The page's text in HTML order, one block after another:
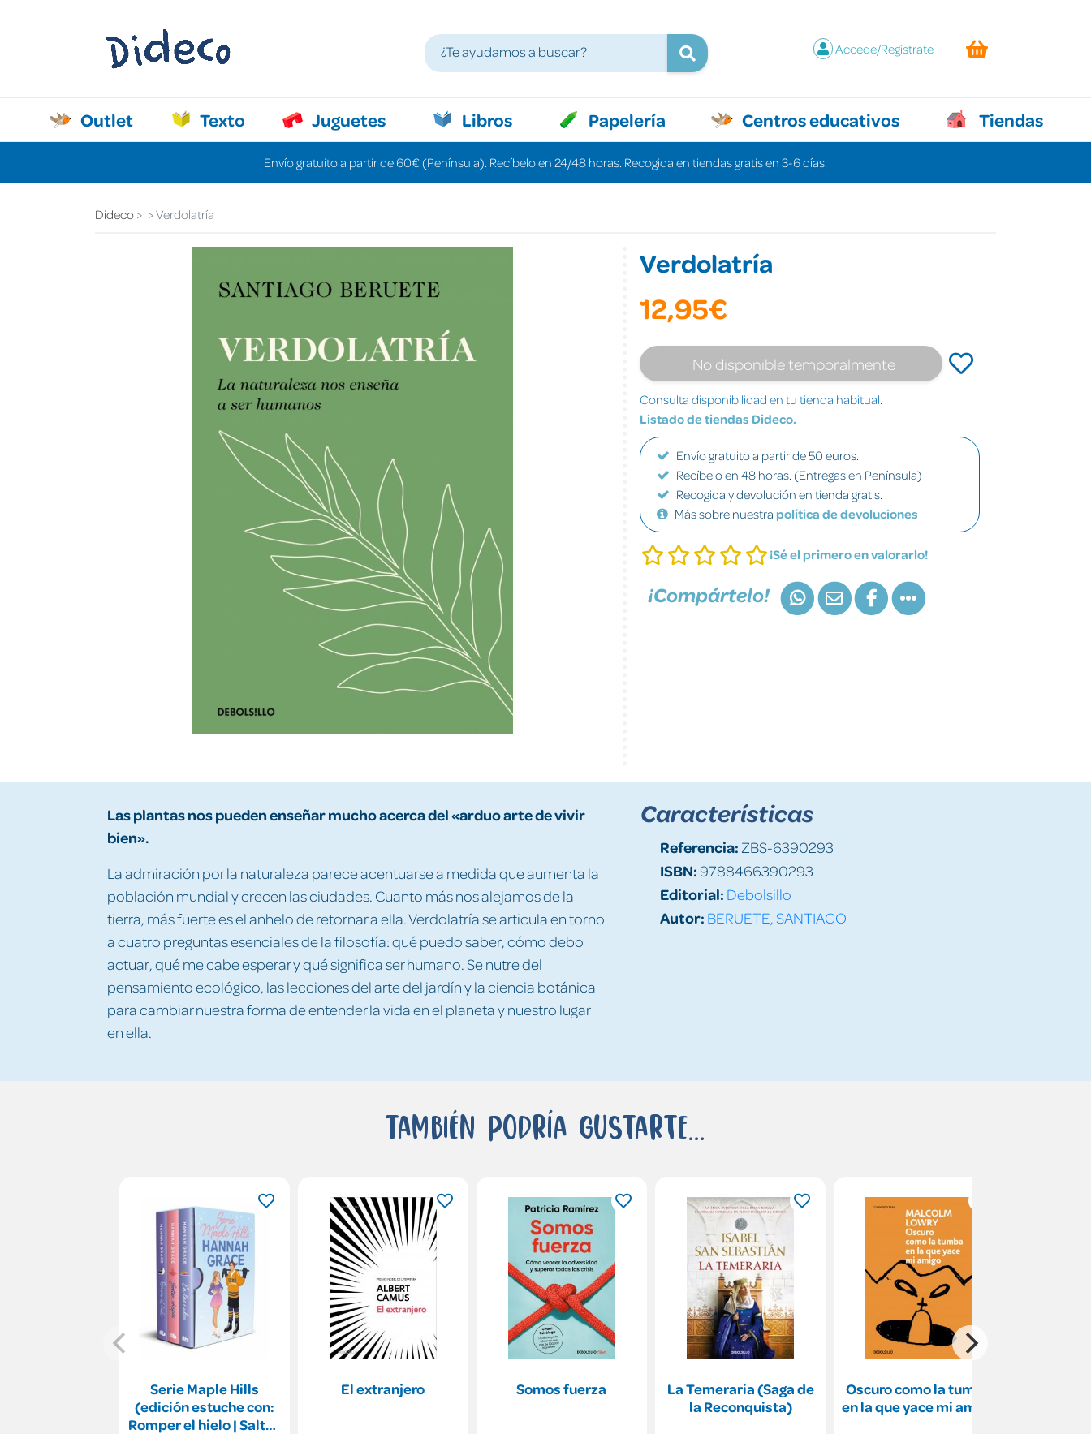
Accede/Regístrate
Outlet Texto Juguetes Libros Papelería Centros educativos Tiendas
Envío gratuito a partir de 60€ (Península). Recíbelo en 24/48 horas. Recogida en tiendas gratis en 3-6 días.
Dideco Verdolatría
Verdolatría
12,95€
No disponible temporalmente
Consulta disponibilidad en tu tienda habitual.
Listado de tiendas Dideco.
Envío gratuito a partir de 50 euros.
Recíbelo en 48 horas. (Entregas en Península)
Recogida y devolución en tienda gratis.
Más sobre nuestra política de devoluciones
¡Sé el primero en valorarlo!
¡Compártelo!
Las plantas nos pueden enseñar mucho acerca del «arduo arte de vivir
bien».
La admiración por la naturaleza parece acentuarse a medida que aumenta la
población mundial y crecen las ciudades. Cuanto más nos alejamos de la
tierra, más fuerte es el anhelo de retornar a ella. Verdolatría se articula en torno
a cuatro preguntas esenciales de la filosofía: qué puedo saber, cómo debo
actuar, qué me cabe esperar y qué significa ser humano. Se nutre del
pensamiento ecológico, las lecciones del arte del jardín y la ciencia botánica
para cambiar nuestra forma de entender la vida en el planeta y nuestro lugar
en ella.
Características
Referencia: ZBS-6390293
ISBN:9788466390293
Editorial: Debolsillo
Autor: BERUETE, SANTIAGO
También podría gustarte...
Serie Maple Hills
(edición estuche con:
Romper el hielo | Saltan
El extranjero Somos fuerza
La Temeraria (Saga de
la Reconquista)
Oscuro como la tumba
en la que yace mi amigo